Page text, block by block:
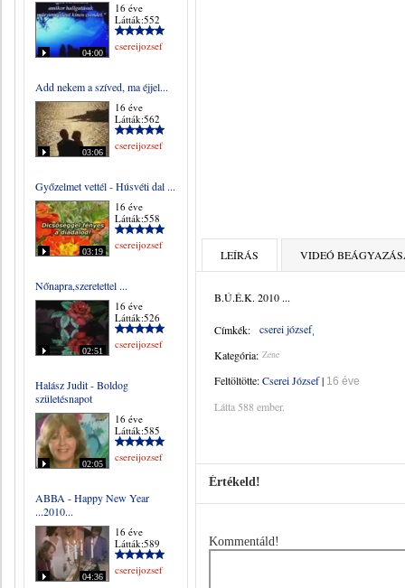
04:00
16 éve
Látták:552
csereijozsef
Add nekem a szíved, ma éjjel...
03:06
16 éve
Látták:562
csereijozsef
Győzelmet vettél - Húsvéti dal ...
03:19
16 éve
Látták:558
csereijozsef
Nőnapra,szeretettel ...
02:51
16 éve
Látták:526
csereijozsef
Halász Judit - Boldog
születésnapot
02:05
16 éve
Látták:585
csereijozsef
ABBA - Happy New Year
...2010...
04:36
16 éve
Látták:589
csereijozsef
LEÍRÁS VIDEÓ
B.Ú.É.K. 2010 ...
Címkék:
cserei józsef
Kategória: Zene
Feltöltötte:Cserei József| 16 éve
Látta 588 ember.
Értékeld!
Kommentáld!